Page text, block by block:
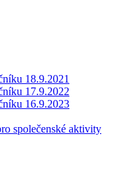
18.9.2021
17.9.2022
16.9.2023
společenské aktivity